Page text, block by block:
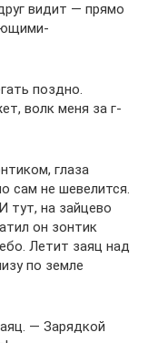
видит — прямо
поздно.
волк меня за г-
глаза
сам не шевелится.
тут, на зайцево
он зонтик
Летит заяц над
по земле
— Зарядкой